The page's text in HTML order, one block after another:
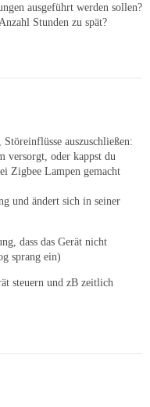
ausgeführt werden sollen?
Stunden zu spät?
auszuschließen:
versorgt, oder kappst du
Zigbee Lampen gemacht
und ändert sich in seiner
dass das Gerät nicht
sprang ein)
steuern und zB zeitlich